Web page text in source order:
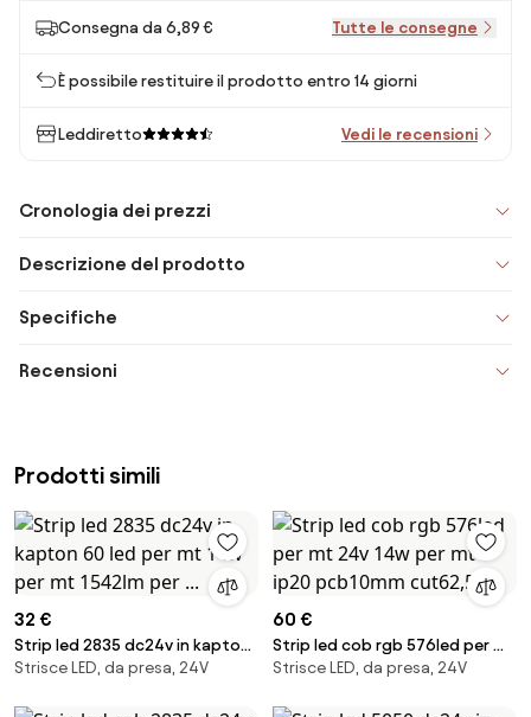
Consegna da 6,89 € Tutte le consegne
È possibile restituire il prodotto entro 14 giorni
Leddiretto Vedi le recensioni
Cronologia dei prezzi
Descrizione del prodotto
Specifiche
Recensioni
Prodotti simili
32 €
Strip led 2835 dc24v in kapton
60 led per mt 14w per mt
Strisce LED, da presa, 24V
60 €
Strip led cob rgb 576led per mt
24v 14w per mt ip20 pcb10mm
Strisce LED, da presa, 24V